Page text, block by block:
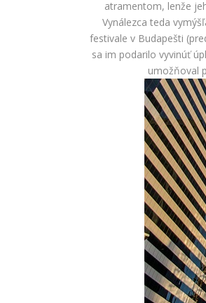
atramentom, lenže
Vynálezca teda
festivale v Budapešti
sa im podarilo vyvinúť
umožňoval